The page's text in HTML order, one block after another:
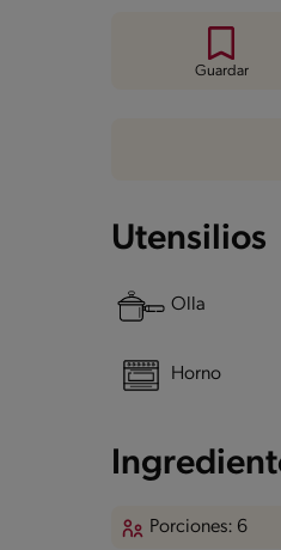
Guardar
Utensilios
Olla
Horno
Porciones: 6